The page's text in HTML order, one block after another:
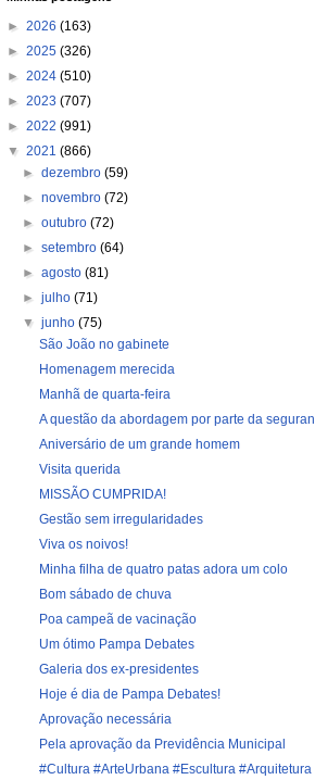
► 2026 (163)
► 2025 (326)
► 2024 (510)
► 2023 (707)
► 2022 (991)
▼ 2021 (866)
►dezembro(59)
►novembro(72)
►outubro(72)
►setembro(64)
►agosto(81)
►julho(71)
▼junho(75)
São João no gabinete
Homenagem merecida
Manhã de quarta-feira
A questão da abordagem por parte da
Aniversário de um grande homem
Visita querida
MISSÃO CUMPRIDA!
Gestão sem irregularidades
Viva os noivos!
Minha filha de quatro patas adora um colo
Bom sábado de chuva
Poa campeã de vacinação
Um ótimo Pampa Debates
Galeria dos ex-presidentes
Hoje é dia de Pampa Debates!
Aprovação necessária
Pela aprovação da Previdência Municipal
#Cultura #ArteUrbana #Escultura #Arquitetura